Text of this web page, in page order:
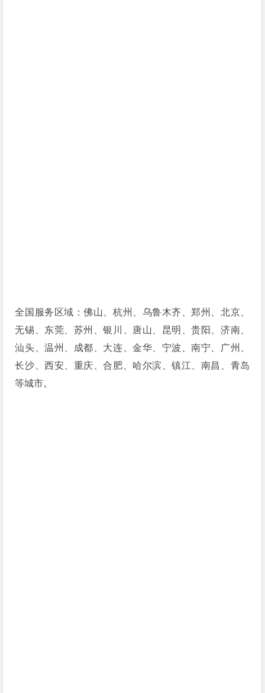
全国服务区域：佛山、杭州、乌鲁木齐、郑州、北京、
无锡、东莞、苏州、银川、唐山、昆明、贵阳、济南、
汕头、温州、成都、大连、金华、宁波、南宁、广州、
长沙、西安、重庆、合肥、哈尔滨、镇江、南昌、青岛
等城市。